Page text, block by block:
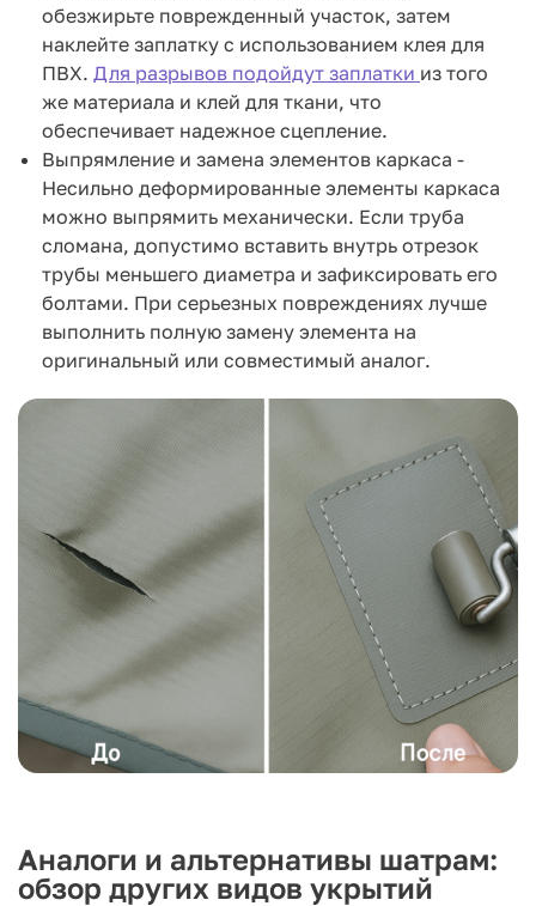
обезжирьте поврежденный участок, затем
наклейте заплатку с использованием клея для
ПВХ. Для разрывов подойдут заплатки из того
же материала и клей для ткани, что
обеспечивает надежное сцепление.
Выпрямление и замена элементов каркаса -
Несильно деформированные элементы каркаса
можно выпрямить механически. Если труба
сломана, допустимо вставить внутрь отрезок
трубы меньшего диаметра и зафиксировать его
болтами. При серьезных повреждениях лучше
выполнить полную замену элемента на
оригинальный или совместимый аналог.
Аналоги и альтернативы шатрам:
обзор других видов укрытий